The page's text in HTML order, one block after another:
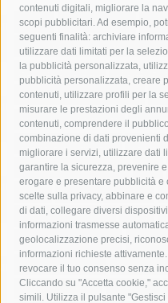
contenuti digitali, migliorare la
scopi pubblicitari. Ad esempio,
seguenti finalità: archiviare
utilizzare dati limitati per la
la pubblicità personalizzata,
pubblicità personalizzata, creare
contenuti, utilizzare profili per la
misurare le prestazioni degli
contenuti, comprendere il
combinazione di dati provenienti
migliorare i servizi, utilizzare dati
garantire la sicurezza, prevenire
erogare e presentare pubblicità e
scelte sulla privacy, abbinare e
di dati, collegare diversi
informazioni trasmesse
geolocalizzazione precisi,
informazioni richieste
revocare il tuo consenso senza
Cliccando su "Accetta cookie,"
simili. Utilizza il pulsante
acqua allerta meteo
area marina protetta di
Asl Napoli 3 sud
castellammare di stabia
comune di sorrento
costiera amalfitana
covid-
fondazione sorrento
gori
lavori
lorenzo balducelli
massimo coppola
Meta
penisola sorrentina
piano
protezione civile
Regione
sindaco cuomo
sorrento